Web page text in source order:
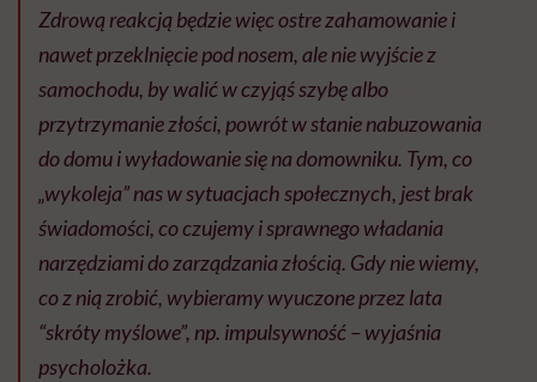
Zdrową reakcją będzie więc ostre zahamowanie i
nawet przeklnięcie pod nosem, ale nie wyjście z
samochodu, by walić w czyjąś szybę albo
przytrzymanie złości, powrót w stanie nabuzowania
do domu i wyładowanie się na domowniku. Tym, co
„wykoleja” nas w sytuacjach społecznych, jest brak
świadomości, co czujemy i sprawnego władania
narzędziami do zarządzania złością. Gdy nie wiemy,
co z nią zrobić, wybieramy wyuczone przez lata
“skróty myślowe”, np. impulsywność – wyjaśnia
psycholożka.